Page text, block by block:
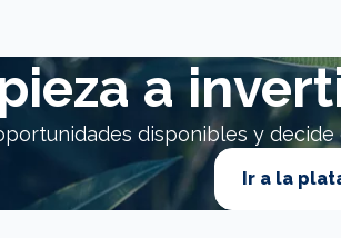
a
disponibles y
Ir a la